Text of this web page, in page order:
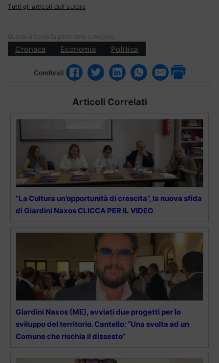
Tutti gli articoli dell'autore
Questo articolo fa parte delle categorie:
Cronaca Economia Politica
Condividi
Articoli Correlati
“La Cultura un’opportunità di crescita”, la nuova sfida
di Giardini Naxos CLICCA PER IL VIDEO
Giardini Naxos (ME), avviati due progetti per lo
sviluppo del territorio. Cantello: “Una svolta ad un
Comune che rischia il dissesto”